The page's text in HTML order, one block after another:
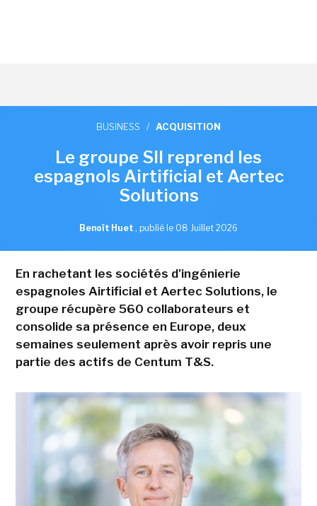
BUSINESS / ACQUISITION
Le groupe SII reprend les
espagnols Airtificial et Aertec
Solutions
Benoît Huet , publié le 08 Juillet 2026
En rachetant les sociétés d'ingénierie
espagnoles Airtificial et Aertec Solutions, le
groupe récupère 560 collaborateurs et
consolide sa présence en Europe, deux
semaines seulement après avoir repris une
partie des actifs de Centum T&S.